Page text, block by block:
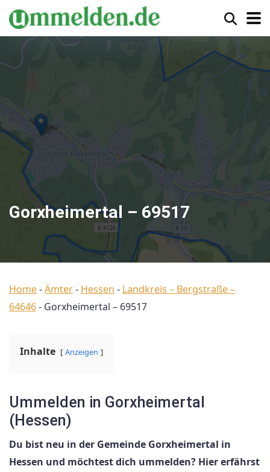
Gorxheimertal – 69517
Home-Ämter- Hessen - Landkreis – Bergstraße –
64646- Gorxheimertal – 69517
Inhalte Anzeigen
Ummelden in Gorxheimertal
(Hessen)
Du bist neu in der Gemeinde Gorxheimertal in
Hessen und möchtest dich ummelden? Hier erfährst